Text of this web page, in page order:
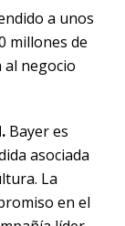
a unos
millones de
negocio
Bayer es
asociada
La
en el